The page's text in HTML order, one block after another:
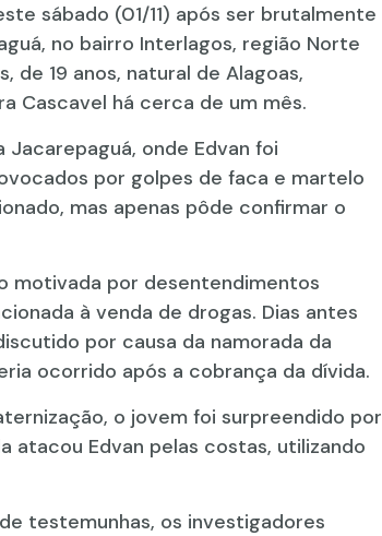
sábado (01/11) após ser brutalmente
no bairro Interlagos, região Norte
de 19 anos, natural de Alagoas,
Cascavel há cerca de um mês.
onde Edvan foi
por golpes de faca e martelo
mas apenas pôde confirmar o
motivada por desentendimentos
à venda de drogas. Dias antes
por causa da namorada da
ocorrido após a cobrança da dívida.
o jovem foi surpreendido por
atacou Edvan pelas costas, utilizando
testemunhas, os investigadores